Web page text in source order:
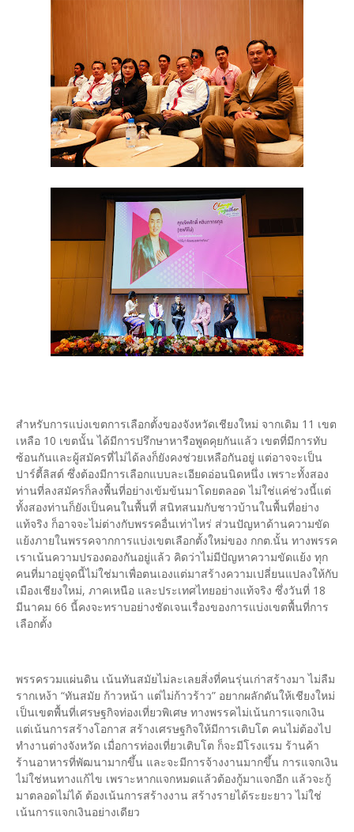
สำหรับการแบ่งเขตการเลือกตั้งของจังหวัดเชียงใหม่ จากเดิม 11 เขต
เหลือ 10 เขตนั้น ได้มีการปรึกษาหารือพูดคุยกันแล้ว เขตที่มีการทับ
ซ้อนกันและผู้สมัครที่ไม่ได้ลงก็ยังคงช่วยเหลือกันอยู่ แต่อาจจะเป็น
ปาร์ตี้ลิสต์ ซึ่งต้องมีการเลือกแบบละเอียดอ่อนนิดหนึ่ง เพราะทั้งสอง
ท่านที่ลงสมัครก็ลงพื้นที่อย่างเข้มข้นมาโดยตลอด ไม่ใช่แค่ช่วงนี้แต่
ทั้งสองท่านก็ยังเป็นคนในพื้นที่ สนิทสนมกับชาวบ้านในพื้นที่อย่าง
แท้จริง ก็อาจจะไม่ต่างกับพรรคอื่นเท่าไหร่ ส่วนปัญหาด้านความขัด
แย้งภายในพรรคจากการแบ่งเขตเลือกตั้งใหม่ของ กกต.นั้น ทางพรรค
เราเน้นความปรองดองกันอยู่แล้ว คิดว่าไม่มีปัญหาความขัดแย้ง ทุก
คนที่มาอยู่จุดนี้ไม่ใช่มาเพื่อตนเองแต่มาสร้างความเปลี่ยนแปลงให้กับ
เมืองเชียงใหม่, ภาคเหนือ และประเทศไทยอย่างแท้จริง ซึ่งวันที่ 18
มีนาคม 66 นี้คงจะทราบอย่างชัดเจนเรื่องของการแบ่งเขตพื้นที่การ
เลือกตั้ง
พรรครวมแผ่นดิน เน้นทันสมัยไม่ละเลยสิ่งที่คนรุ่นเก่าสร้างมา ไม่ลืม
รากเหง้า “ทันสมัย ก้าวหน้า แต่ไม่ก้าวร้าว” อยากผลักดันให้เชียงใหม่
เป็นเขตพื้นที่เศรษฐกิจท่องเที่ยวพิเศษ ทางพรรคไม่เน้นการแจกเงิน
แต่เน้นการสร้างโอกาส สร้างเศรษฐกิจให้มีการเติบโต คนไม่ต้องไป
ทำงานต่างจังหวัด เมื่อการท่องเที่ยวเติบโต ก็จะมีโรงแรม ร้านค้า
ร้านอาหารที่พัฒนามากขึ้น และจะมีการจ้างงานมากขึ้น การแจกเงิน
ไม่ใช่หนทางแก้ไข เพราะหากแจกหมดแล้วต้องกู้มาแจกอีก แล้วจะกู้
มาตลอดไม่ได้ ต้องเน้นการสร้างงาน สร้างรายได้ระยะยาว ไม่ใช่
เน้นการแจกเงินอย่างเดียว